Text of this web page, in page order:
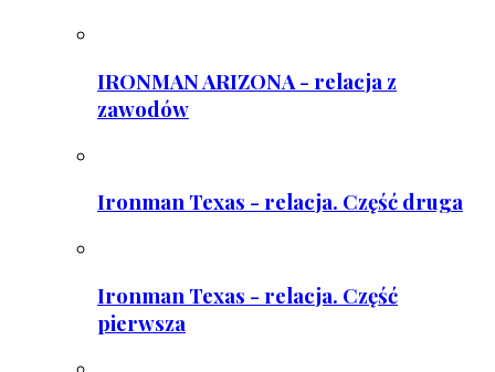
IRONMAN ARIZONA - relacja z
zawodów
Ironman Texas - relacja. Część druga
Ironman Texas - relacja. Część
pierwsza